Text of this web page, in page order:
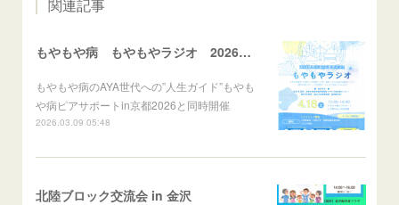
関連記事
もやもや病 もやもやラジオ 2026年4月18日(土)
もやもや病のAYA世代への”人生ガイド”もやも
や病ピアサポートin京都2026と同時開催
2026.03.09 05:48
北陸ブロック交流会 in 金沢